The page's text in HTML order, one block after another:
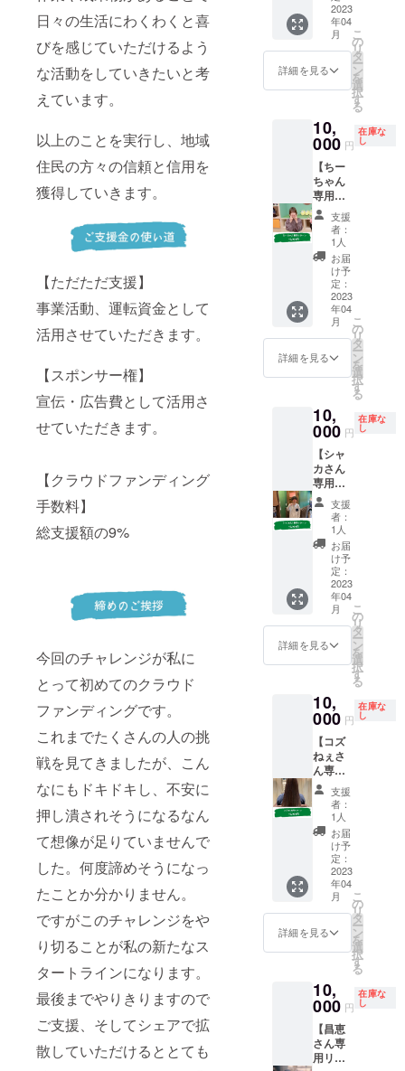
日々の生活にわくわくと喜
びを感じていただけるよう
な活動をしていきたいと考
えています。
以上のことを実行し、地域
住民の方々の信頼と信用を
獲得していきます。
【ただただ支援】
事業活動、運転資金として
活用させていただきます。
【スポンサー権】
宣伝・広告費として活用さ
せていただきます。
【クラウドファンディング
手数料】
総支援額の9%
今回のチャレンジが私に
とって初めてのクラウド
ファンディングです。
これまでたくさんの人の挑
戦を見てきましたが、こん
なにもドキドキし、不安に
押し潰されそうになるなん
て想像が足りていませんで
した。何度諦めそうになっ
たことか分かりません。
ですがこのチャレンジをや
り切ることが私の新たなス
タートラインになります。
最後までやりきりますので
ご支援、そしてシェアで拡
散していただけるととても
4月1
日〜
2024年
4月1日
ご用命
外の方
のご支
援はご
遠慮く
ださ
い。
ジくん
専用の
リター
ンで
す。
リョー
ジくん
命をお
聞き
し、全
うしま
す！ ご
用命期
限：
2023年
4月1
日〜
2024年
4月1日
ご用命
回数：1
リョー
ジくん
ご遠慮
くださ
い。
2023
年04
月
詳細を見る
こ
の
リ
タ
ー
ン
を
選
択
す
る
10,
000 円
在庫な
し
【ちー
ちゃん
専用リ
ター
ン】 こ
ども
CANDY
のデザ
イン・
映像ク
リエー
ター
ちー
ちゃん
専用の
リター
す。
ちー
ちゃん
のご用
命をお
聞き
し、全
うしま
す！ ご
用命期
限：
2023年
4月1
日〜
2024年
4月1日
ご用命
ちゃん
以外の
方のご
支援は
ご遠慮
くださ
い。
支援
者：
1人
お届
け予
定：
2023
年04
月
詳細を見る
こ
の
リ
タ
ー
ン
を
選
択
す
る
10,
000 円
在庫な
し
【シャ
カさん
専用リ
ター
ン】
シャカ
さん専
用のリ
ターン
です。
シャカ
さんの
ご用命
をお聞
きし、
全うし
ご用命
期限：
2023年
4月1
日〜
2024年
4月1日
ご用命
回数：1
回 ※
シャカ
さん以
外の方
のご支
援はご
遠慮く
ださ
支援
者：
1人
お届
け予
定：
2023
年04
月
詳細を見る
こ
の
リ
タ
ー
ン
を
選
択
す
る
10,
000 円
在庫な
し
【コズ
ねぇさ
ん専用
リター
ン】 神
奈川の
美容院
に勤務
するコ
ズねぇ
さん専
用のリ
ターン
です。
コズ
ねぇさ
用命を
お聞き
し、全
うしま
す！ ご
用命期
支援
者：
1人
お届
け予
定：
2023
年04
月
詳細を見る
こ
の
リ
タ
ー
ン
を
選
択
す
る
10,
000 円
在庫な
し
【昌恵
さん専
用リ